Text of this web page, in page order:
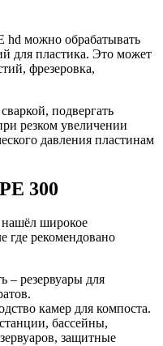
hd можно обрабатывать
для пластика. Это может
фрезеровка,
подвергать
резком увеличении
давления пластинам
300
широкое
где рекомендовано
– резервуары для
камер для компоста.
бассейны,
защитные